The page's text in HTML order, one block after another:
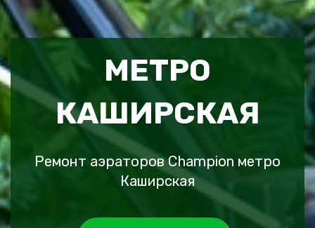
МЕТРО
КАШИРСКАЯ
Ремонт аэраторов Champion метро
Каширская